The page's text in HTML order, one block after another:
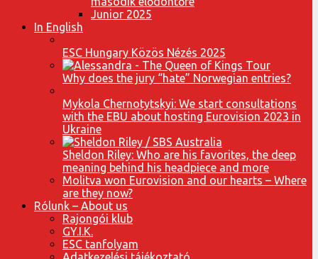
Junior 2025
In English
ESC Hungary Közös Nézés 2025
Why does the jury “hate” Norwegian entries?
Mykola Chernotytskyi: We start consultations
with the EBU about hosting Eurovision 2023 in
Ukraine
Sheldon Riley: Who are his favorites, the deep
meaning behind his headpiece and more
Molitva won Eurovision and our hearts – Where
are they now?
Rólunk – About us
Rajongói klub
GY.I.K.
ESC tanfolyam